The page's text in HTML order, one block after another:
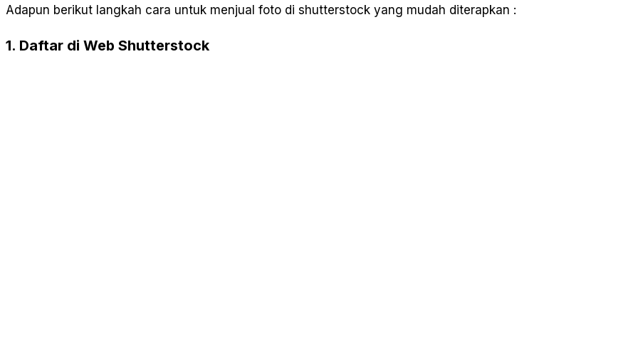
Adapun berikut langkah cara untuk menjual foto di shutterstock yang mudah diterapkan :
1. Daftar di Web Shutterstock